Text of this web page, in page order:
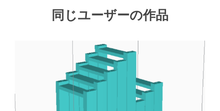
同じユーザーの作品